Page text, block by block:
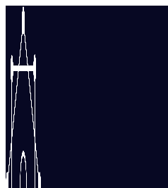
Перейти
содержимому